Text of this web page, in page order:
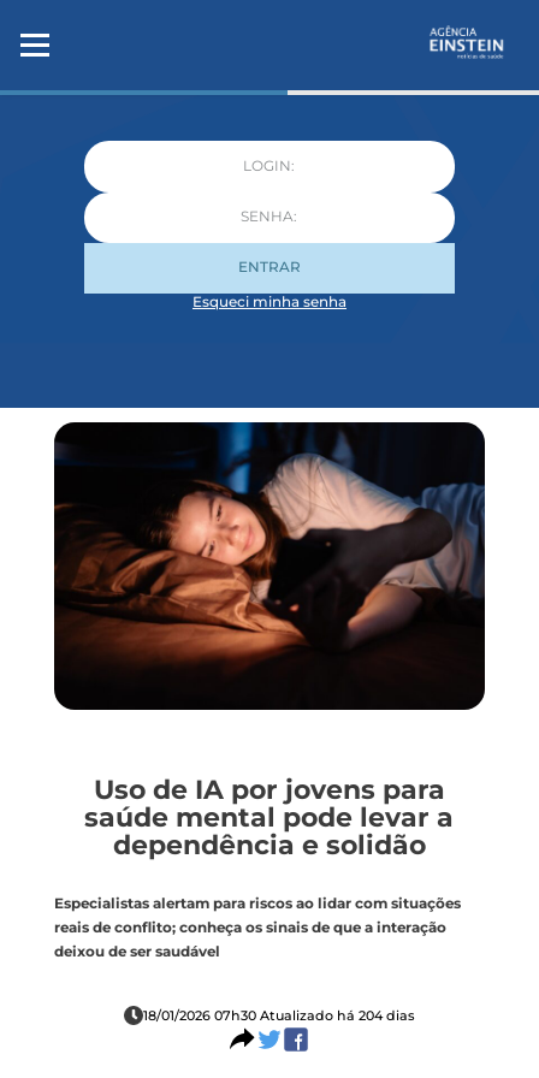
ENTRAR
Esqueci minha senha
Uso de IA por jovens para
saúde mental pode levar a
dependência e solidão
Especialistas alertam para riscos ao lidar com situações
reais de conflito; conheça os sinais de que a interação
deixou de ser saudável
18/01/2026 07h30 Atualizado há 204 dias